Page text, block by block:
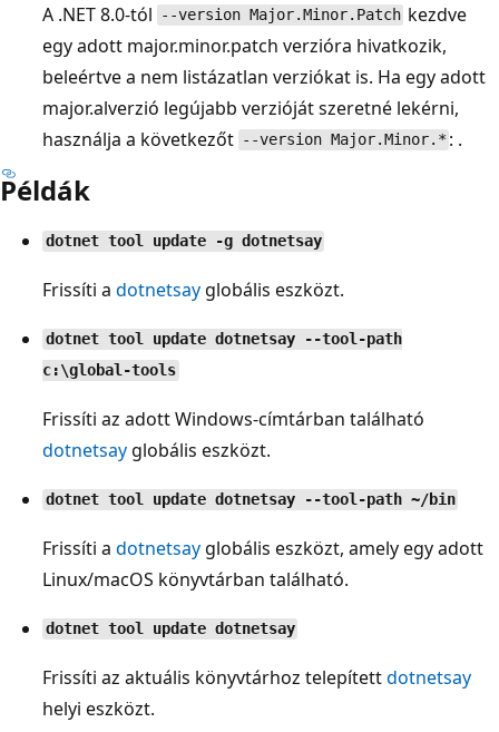
A .NET 8.0-tól
--version Major.Minor.Patch kezdve
egy adott major.minor.patch verzióra hivatkozik,
beleértve a nem listázatlan verziókat is. Ha egy adott
major.alverzió legújabb verzióját szeretné lekérni,
használja a következőt --version Major.Minor.* : .
Példák
dotnet tool update -g dotnetsay
Frissíti a dotnetsay globális eszközt.
dotnet tool update dotnetsay --tool-path
c:\global-tools
Frissíti az adott Windows-címtárban található
dotnetsay globális eszközt.
dotnet tool update dotnetsay --tool-path ~/bin
Frissíti a dotnetsay globális eszközt, amely egy adott
Linux/macOS könyvtárban található.
dotnet tool update dotnetsay
Frissíti az aktuális könyvtárhoz telepítettdotnetsay
helyi eszközt.